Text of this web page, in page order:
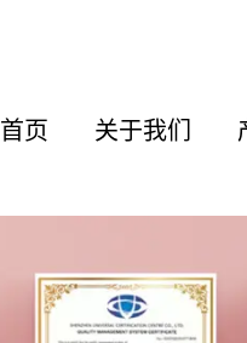
首页 关于我们